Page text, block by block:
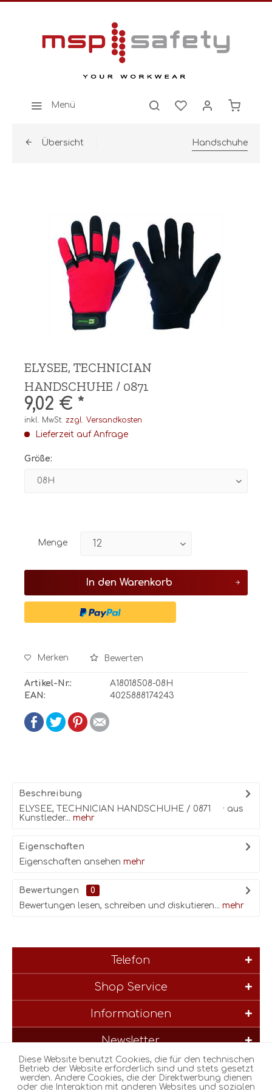
Menü
Übersicht Handschuhe
ELYSEE, TECHNICIAN
HANDSCHUHE / 0871
9,02 € *
inkl. MwSt. zzgl. Versandkosten
Lieferzeit auf Anfrage
Größe:
Menge
In den Warenkorb
Merken Bewerten
Artikel-Nr.:
A18018508-08H
EAN:
4025888174243
Beschreibung
ELYSEE, TECHNICIAN HANDSCHUHE / 0871 · aus
Kunstleder... mehr
Eigenschaften
Eigenschaften ansehen mehr
Bewertungen
0
Bewertungen lesen, schreiben und diskutieren... mehr
Telefon
Shop Service
Informationen
Newsletter
* Alle Preise inkl. gesetzl. Mehrwertsteuer zzgl.Versandkostenund
ggf. Nachnahmegebühren, wenn nicht anders beschrieben
Diese Website benutzt Cookies, die für den technischen
Betrieb der Website erforderlich sind und stets gesetzt
werden. Andere Cookies, die der Direktwerbung dienen
oder die Interaktion mit anderen Websites und sozialen